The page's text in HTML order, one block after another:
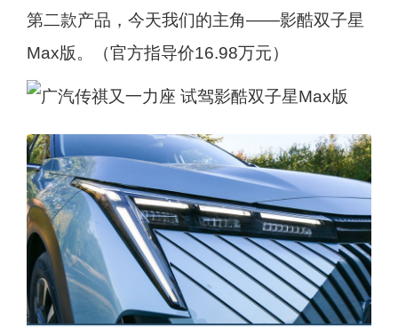
第二款产品，今天我们的主角——影酷双子星
Max版。（官方指导价16.98万元）